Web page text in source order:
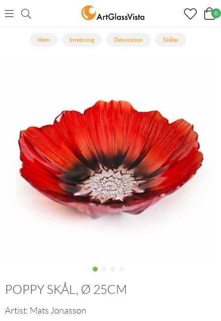
0
Hem Inredning Dekoration Skålar
POPPY SKÅL, Ø 25CM
Artist: Mats Jonasson